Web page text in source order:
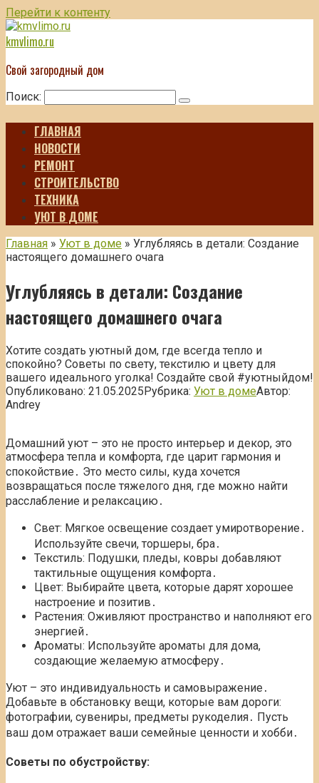
Перейти к контенту
kmvlimo.ru
Свой загородный дом
Поиск:
ГЛАВНАЯ
НОВОСТИ
РЕМОНТ
СТРОИТЕЛЬСТВО
ТЕХНИКА
УЮТ В ДОМЕ
Главная » Уют в доме » Углубляясь в детали: Создание
настоящего домашнего очага
Углубляясь в детали: Создание
настоящего домашнего очага
Хотите создать уютный дом, где всегда тепло и
спокойно? Советы по свету, текстилю и цвету для
вашего идеального уголка! Создайте свой #уютныйдом!
Опубликовано: 21.05.2025Рубрика: Уют в домеАвтор:
Andrey
Домашний уют – это не просто интерьер и декор, это
атмосфера тепла и комфорта, где царит гармония и
спокойствие․ Это место силы, куда хочется
возвращаться после тяжелого дня, где можно найти
расслабление и релаксацию․
Свет: Мягкое освещение создает умиротворение․
Используйте свечи, торшеры, бра․
Текстиль: Подушки, пледы, ковры добавляют
тактильные ощущения комфорта․
Цвет: Выбирайте цвета, которые дарят хорошее
настроение и позитив․
Растения: Оживляют пространство и наполняют его
энергией․
Ароматы: Используйте ароматы для дома,
создающие желаемую атмосферу․
Уют – это индивидуальность и самовыражение․
Добавьте в обстановку вещи, которые вам дороги:
фотографии, сувениры, предметы рукоделия․ Пусть
ваш дом отражает ваши семейные ценности и хобби․
Советы по обустройству: